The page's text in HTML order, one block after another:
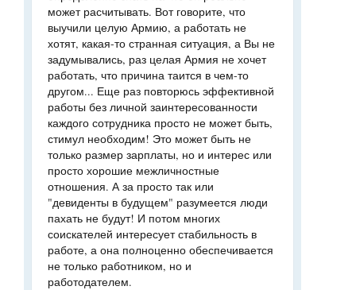
может расчитывать. Вот говорите, что
выучили целую Армию, а работать не
хотят, какая-то странная ситуация, а Вы не
задумывались, раз целая Армия не хочет
работать, что причина таится в чем-то
другом... Еще раз повторюсь эффективной
работы без личной заинтересованности
каждого сотрудника просто не может быть,
стимул необходим! Это может быть не
только размер зарплаты, но и интерес или
просто хорошие межличностные
отношения. А за просто так или
"девиденты в будущем" разумеется люди
пахать не будут! И потом многих
соискателей интересует стабильность в
работе, а она полноценно обеспечивается
не только работником, но и
работодателем.